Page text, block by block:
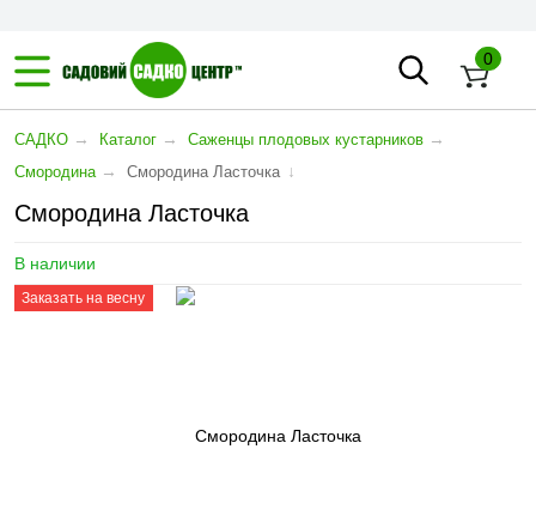
0
САДКО → Каталог → Саженцы плодовых кустарников →
Смородина → Смородина Ласточка ↓
Смородина Ласточка
В наличии
Заказать на весну